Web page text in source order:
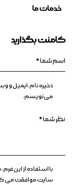
خدمات ما
کامنت بگذارید
ذخیره نام، ایمیل و
می‌نویسم.
با استفاده از این
سایت موافقت می